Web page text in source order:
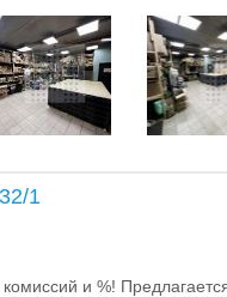
1
комиссий и %!